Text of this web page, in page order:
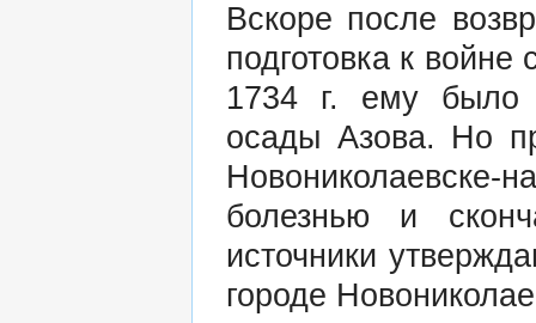
Вскоре после
подготовка к войне
1734 г. ему было
осады Азова. Но
болезнью и
источники
городе